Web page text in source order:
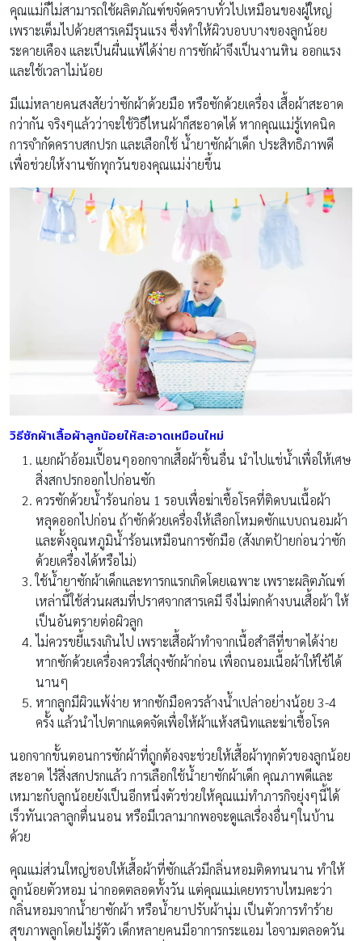
คุณแม่ก็ไม่สามารถใช้ผลิตภัณฑ์ขจัดคราบทั่วไปเหมือนของผู้ใหญ่
เพราะเต็มไปด้วยสารเคมีรุนแรง ซึ่งทำให้ผิวบอบบางของลูกน้อย
ระคายเคือง และเป็นผื่นแพ้ได้ง่าย การซักผ้าจึงเป็นงานหิน ออกแรง
และใช้เวลาไม่น้อย
มีแม่หลายคนสงสัยว่าซักผ้าด้วยมือ หรือซักด้วยเครื่อง เสื้อผ้าสะอาด
กว่ากัน จริงๆแล้วว่าจะใช้วิธีไหนผ้าก็สะอาดได้ หากคุณแม่รู้เทคนิค
การจำกัดคราบสกปรก และเลือกใช้ น้ำยาซักผ้าเด็ก ประสิทธิภาพดี
เพื่อช่วยให้งานซักทุกวันของคุณแม่ง่ายขึ้น
วิธีซักผ้าเสื้อผ้าลูกน้อยให้สะอาดเหมือนใหม่
แยกผ้าอ้อมเปื้อนๆออกจากเสื้อผ้าชิ้นอื่น นำไปแช่น้ำเพื่อให้เศษ
สิ่งสกปรกออกไปก่อนซัก
ควรซักด้วยน้ำร้อนก่อน 1 รอบเพื่อฆ่าเชื้อโรคที่ติดบนเนื้อผ้า
หลุดออกไปก่อน ถ้าซักด้วยเครื่องให้เลือกโหมดซักแบบถนอมผ้า
และตั้งอุณหภูมิน้ำร้อนเหมือนการซักมือ (สังเกตป้ายก่อนว่าซัก
ด้วยเครื่องได้หรือไม่)
ใช้น้ำยาซักผ้าเด็กและทารกแรกเกิดโดยเฉพาะ เพราะผลิตภัณฑ์
เหล่านี้ใช้ส่วนผสมที่ปราศจากสารเคมี จึงไม่ตกค้างบนเสื้อผ้า ให้
เป็นอันตรายต่อผิวลูก
ไม่ควรขยี้แรงเกินไป เพราะเสื้อผ้าทำจากเนื้อสำลีที่ขาดได้ง่าย
หากซักด้วยเครื่องควรใส่ถุงซักผ้าก่อน เพื่อถนอมเนื้อผ้าให้ใช้ได้
นานๆ
หากลูกมีผิวแพ้ง่าย หากซักมือควรล้างน้ำเปล่าอย่างน้อย 3-4
ครั้ง แล้วนำไปตากแดดจัดเพื่อให้ผ้าแห้งสนิทและฆ่าเชื้อโรค
นอกจากขั้นตอนการซักผ้าที่ถูกต้องจะช่วยให้เสื้อผ้าทุกตัวของลูกน้อย
สะอาด ไร้สิ่งสกปรกแล้ว การเลือกใช้น้ำยาซักผ้าเด็ก คุณภาพดีและ
เหมาะกับลูกน้อยยังเป็นอีกหนึ่งตัวช่วยให้คุณแม่ทำภารกิจยุ่งๆนี้ได้
เร็วทันเวลาลูกตื่นนอน หรือมีเวลามากพอจะดูแลเรื่องอื่นๆในบ้าน
ด้วย
คุณแม่ส่วนใหญ่ชอบให้เสื้อผ้าที่ซักแล้วมีกลิ่นหอมติดทนนาน ทำให้
ลูกน้อยตัวหอม น่ากอดตลอดทั้งวัน แต่คุณแม่เคยทราบไหมคะว่า
กลิ่นหอมจากน้ำยาซักผ้า หรือน้ำยาปรับผ้านุ่ม เป็นตัวการทำร้าย
สุขภาพลูกโดยไม่รู้ตัว เด็กหลายคนมีอาการกระแอม ไอจามตลอดวัน